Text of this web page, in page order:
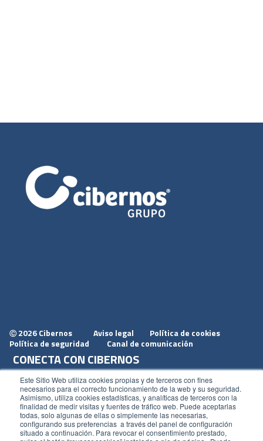
Este Sitio Web utiliza cookies propias y de terceros con fines
necesarios para el correcto funcionamiento de la web y su seguridad.
Asimismo, utiliza cookies estadísticas, y analíticas de terceros con la
finalidad de medir visitas y fuentes de tráfico web. Puede aceptarlas
todas, solo algunas de ellas o simplemente las necesarias,
configurando sus preferencias a través del panel de configuración
situado a continuación. Para revocar el consentimiento prestado,
Ⓒ 2026 Cibernos Aviso legal
Política de cookies
Política de seguridad
Canal de comunicación
CONECTA CON CIBERNOS
Únete a nosotros
Dónde estamos
Conoce nuestro blog